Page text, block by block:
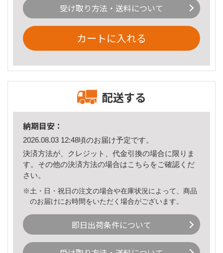
受け取り方法・送料について
カートに入れる
配送する
納期目安：
2026.08.03 12:48頃のお届け予定です。
決済方法が、クレジット、代金引換の場合に限りま
す。その他の決済方法の場合はこちら をご確認くだ
さい。
※土・日・祝日の注文の場合や在庫状況によって、商品
のお届けにお時間をいただく場合がございます。
即日出荷条件について